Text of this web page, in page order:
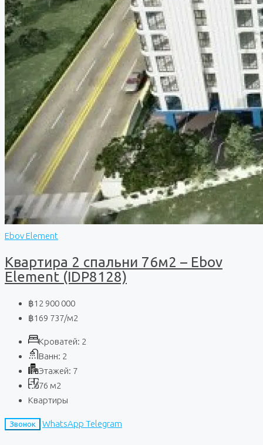
Ebov Element
Квартира 2 спальни 76м2 – Ebov
Element (IDP8128)
฿12 900 000
฿169 737/м2
Кроватей: 2
Ванн: 2
Этажей: 7
76 м2
Квартиры
Звонок WhatsApp Telegram